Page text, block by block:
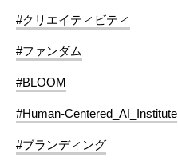
#クリエイティビティ
#ファンダム
#BLOOM
#Human-Centered_AI_Institute
#ブランディング